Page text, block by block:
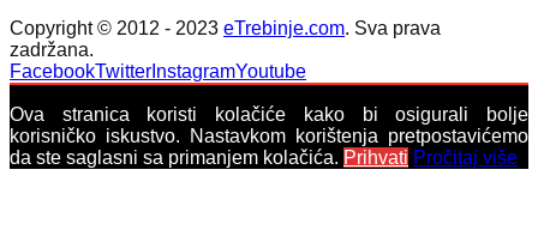
Copyright © 2012 - 2023 eTrebinje.com. Sva prava
zadržana.
FacebookTwitter InstagramYoutube
Ova stranica koristi kolačiće kako bi osigurali bolje
korisničko iskustvo. Nastavkom korištenja pretpostavićemo
da ste saglasni sa primanjem kolačića. Prihvati Pročitaj više